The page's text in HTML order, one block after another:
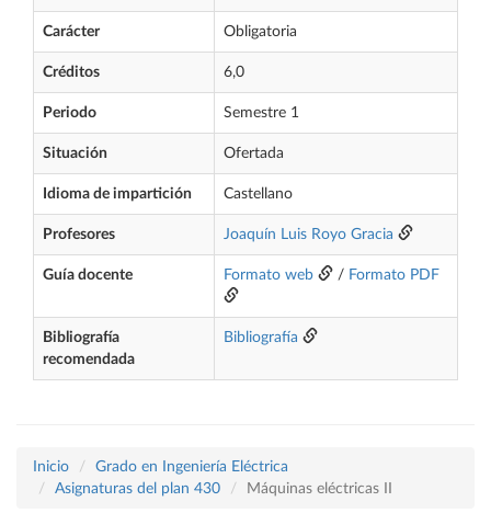
Carácter Obligatoria
Créditos 6,0
Periodo Semestre 1
Situación Ofertada
Idioma de impartición Castellano
Profesores Joaquín Luis Royo Gracia
Guía docente Formato web / Formato PDF
Bibliografía
recomendada
Bibliografía
Inicio
Grado en Ingeniería Eléctrica
Asignaturas del plan 430
Máquinas eléctricas II